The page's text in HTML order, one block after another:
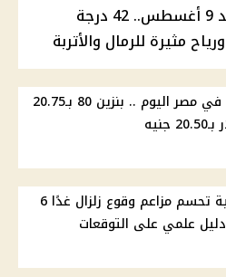
درجات الحرارة اليوم الأحد 9 أغسطس.. 42 درجة
مثيرة للرمال والأتربة
أسعار الوقود في مصر اليوم .. بنزين 80 بـ20.75
البحوث الفلكية تحسم مزاعم وقوع زلزال غدًا 6
علمي على التوقعات